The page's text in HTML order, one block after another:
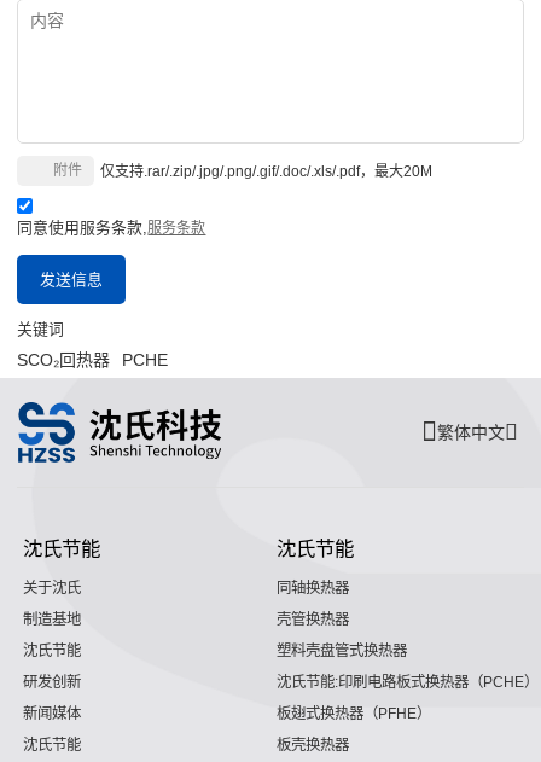
仅支持.rar/.zip/.jpg/.png/.gif/.doc/.xls/.pdf，最大20M
附件
同意使用服务条款,服务条款
发送信息
关键词
SCO₂回热器 PCHE
繁体中文
沈氏节能
关于沈氏
制造基地
沈氏节能
研发创新
新闻媒体
沈氏节能
沈氏节能
同轴换热器
壳管换热器
塑料壳盘管式换热器
沈氏节能:印刷电路板式换热器（PCHE）
板翅式换热器（PFHE）
板壳换热器